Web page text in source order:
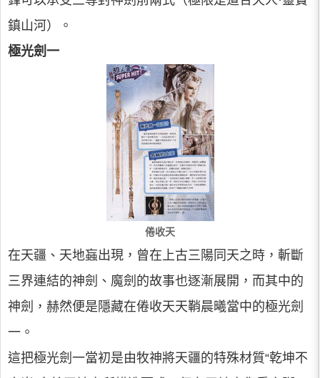
鎮山河）。
極光劍一
倦收天
在天疆、天地蝱出現，曾在上古三陽同天之時，斬斷
三界連結的神劍、魔劍的故事也逐漸展開，而其中的
神劍，赫然便是隱藏在倦收天天鞘晨曦當中的極光劍
一。
這把極光劍一當初是由牧神將天疆的特殊材質“乾坤不